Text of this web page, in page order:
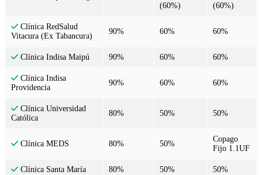
(60%)
(60%)
Clínica RedSalud
Vitacura (Ex Tabancura)
90% 60% 60%
Clínica Indisa Maipú 90% 60% 60%
Clínica Indisa
Providencia
90% 60% 60%
Clínica Universidad
Católica
80% 50% 50%
Clínica MEDS 80% 50%
Copago
Fijo 1.1UF
Clínica Santa María 80% 50% 50%